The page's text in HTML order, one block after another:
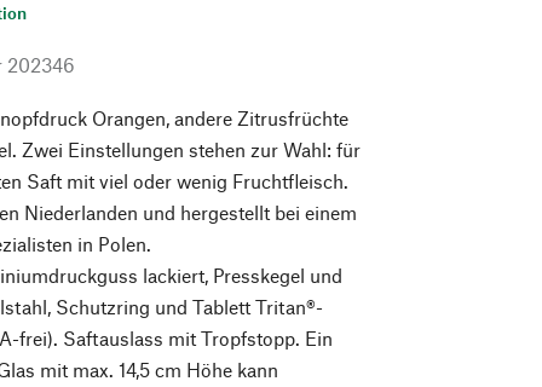
202346
Orangen, andere Zitrusfrüchte
Zwei Einstellungen stehen zur Wahl: für
Saft mit viel oder wenig Fruchtfleisch.
Niederlanden und hergestellt bei einem
in Polen.
lackiert, Presskegel und
Schutzring und Tablett Tritan®-
frei). Saftauslass mit Tropfstopp. Ein
mit max. 14,5 cm Höhe kann